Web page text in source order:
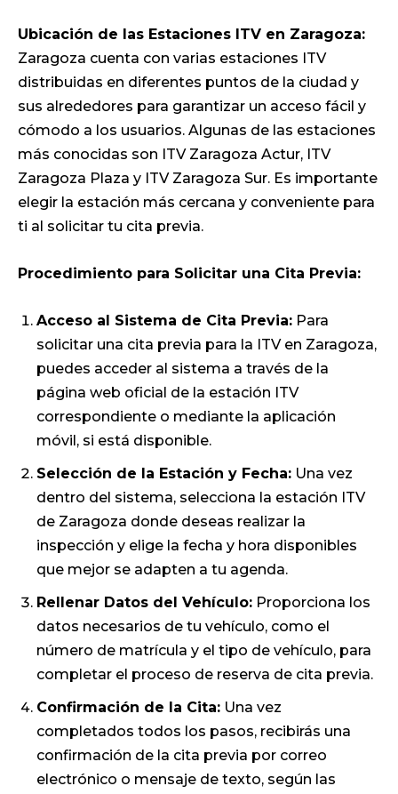
Ubicación de las Estaciones ITV en Zaragoza:
Zaragoza cuenta con varias estaciones ITV
distribuidas en diferentes puntos de la ciudad y
sus alrededores para garantizar un acceso fácil y
cómodo a los usuarios. Algunas de las estaciones
más conocidas son ITV Zaragoza Actur, ITV
Zaragoza Plaza y ITV Zaragoza Sur. Es importante
elegir la estación más cercana y conveniente para
ti al solicitar tu cita previa.
Procedimiento para Solicitar una Cita Previa:
Acceso al Sistema de Cita Previa: Para
solicitar una cita previa para la ITV en Zaragoza,
puedes acceder al sistema a través de la
página web oficial de la estación ITV
correspondiente o mediante la aplicación
móvil, si está disponible.
Selección de la Estación y Fecha: Una vez
dentro del sistema, selecciona la estación ITV
de Zaragoza donde deseas realizar la
inspección y elige la fecha y hora disponibles
que mejor se adapten a tu agenda.
Rellenar Datos del Vehículo: Proporciona los
datos necesarios de tu vehículo, como el
número de matrícula y el tipo de vehículo, para
completar el proceso de reserva de cita previa.
Confirmación de la Cita: Una vez
completados todos los pasos, recibirás una
confirmación de la cita previa por correo
electrónico o mensaje de texto, según las